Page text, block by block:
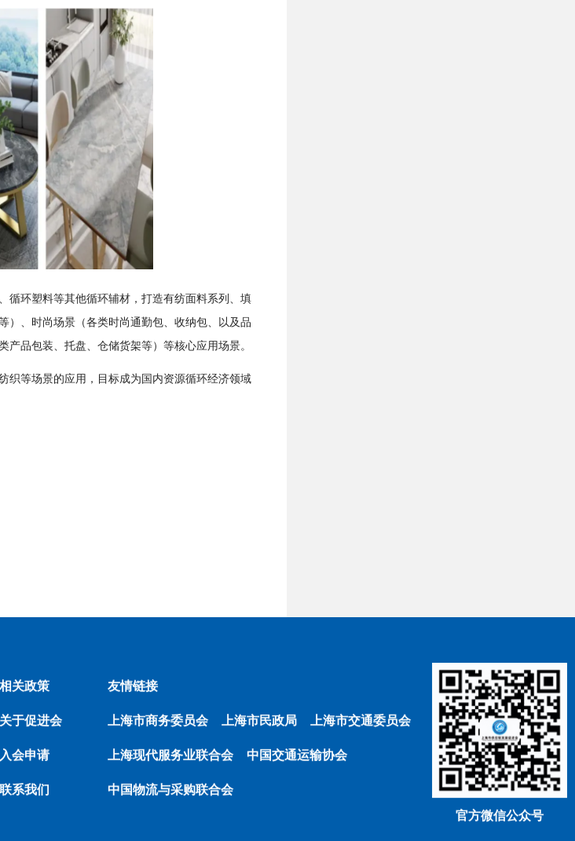
循环塑料等其他循环辅材，打造有纺面料系列、填
）、时尚场景（各类时尚通勤包、收纳包、以及品
品包装、托盘、仓储货架等）等核心应用场景。
织等场景的应用，目标成为国内资源循环经济领域
相关政策
关于促进会
入会申请
联系我们
友情链接
上海市商务委员会 上海市民政局 上海市交通委员会
上海现代服务业联合会 中国交通运输协会
中国物流与采购联合会
官方微信公众号